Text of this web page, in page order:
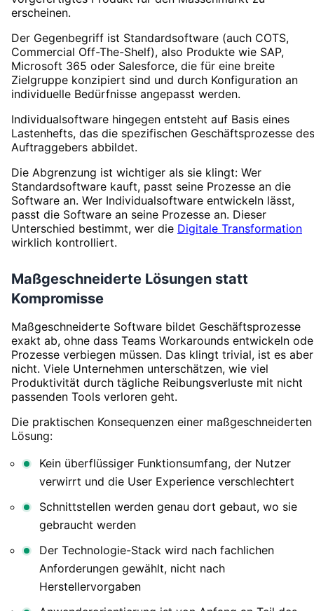
erscheinen.
Der Gegenbegriff ist Standardsoftware (auch COTS,
Commercial Off-The-Shelf), also Produkte wie SAP,
Microsoft 365 oder Salesforce, die für eine breite
Zielgruppe konzipiert sind und durch Konfiguration an
individuelle Bedürfnisse angepasst werden.
Individualsoftware hingegen entsteht auf Basis eines
Lastenhefts, das die spezifischen Geschäftsprozesse des
Auftraggebers abbildet.
Die Abgrenzung ist wichtiger als sie klingt: Wer
Standardsoftware kauft, passt seine Prozesse an die
Software an. Wer Individualsoftware entwickeln lässt,
passt die Software an seine Prozesse an. Dieser
Unterschied bestimmt, wer die Digitale Transformation
wirklich kontrolliert.
Maßgeschneiderte Lösungen statt
Kompromisse
Maßgeschneiderte Software bildet Geschäftsprozesse
exakt ab, ohne dass Teams Workarounds entwickeln
Prozesse verbiegen müssen. Das klingt trivial, ist es aber
nicht. Viele Unternehmen unterschätzen, wie viel
Produktivität durch tägliche Reibungsverluste mit nicht
passenden Tools verloren geht.
Die praktischen Konsequenzen einer maßgeschneiderten
Lösung:
Kein überflüssiger Funktionsumfang, der Nutzer
verwirrt und die User Experience verschlechtert
Schnittstellen werden genau dort gebaut, wo sie
gebraucht werden
Der Technologie-Stack wird nach fachlichen
Anforderungen gewählt, nicht nach
Herstellervorgaben